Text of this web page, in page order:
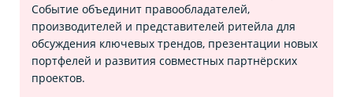
Событие объединит правообладателей,
производителей и представителей ритейла для
обсуждения ключевых трендов, презентации новых
портфелей и развития совместных партнёрских
проектов.